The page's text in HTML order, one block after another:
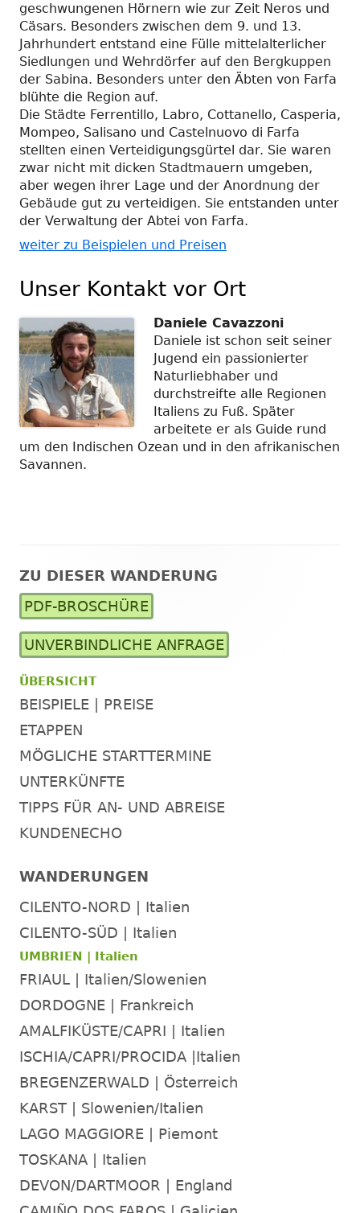
geschwungenen Hörnern wie zur Zeit Neros und
Cäsars. Besonders zwischen dem 9. und 13.
Jahrhundert entstand eine Fülle mittelalterlicher
Siedlungen und Wehrdörfer auf den Bergkuppen
der Sabina. Besonders unter den Äbten von Farfa
blühte die Region auf.
Die Städte Ferrentillo, Labro, Cottanello, Casperia,
Mompeo, Salisano und Castelnuovo di Farfa
stellten einen Verteidigungsgürtel dar. Sie waren
zwar nicht mit dicken Stadtmauern umgeben,
aber wegen ihrer Lage und der Anordnung der
Gebäude gut zu verteidigen. Sie entstanden unter
der Verwaltung der Abtei von Farfa.
weiter zu Beispielen und Preisen
Unser Kontakt vor Ort
Daniele Cavazzoni
Daniele ist schon seit seiner
Jugend ein passionierter
Naturliebhaber und
durchstreifte alle Regionen
Italiens zu Fuß. Später
arbeitete er als Guide rund
um den Indischen Ozean und in den afrikanischen
Savannen.
Haupt-
Seitenleiste
ZU DIESER WANDERUNG
PDF-BROSCHÜRE
UNVERBINDLICHE ANFRAGE
ÜBERSICHT
BEISPIELE | PREISE
ETAPPEN
MÖGLICHE STARTTERMINE
UNTERKÜNFTE
TIPPS FÜR AN- UND ABREISE
KUNDENECHO
WANDERUNGEN
CILENTO-NORD | Italien
CILENTO-SÜD | Italien
UMBRIEN | Italien
FRIAUL | Italien/Slowenien
DORDOGNE | Frankreich
AMALFIKÜSTE/CAPRI | Italien
ISCHIA/CAPRI/PROCIDA |Italien
BREGENZERWALD | Österreich
KARST | Slowenien/Italien
LAGO MAGGIORE | Piemont
TOSKANA | Italien
DEVON/DARTMOOR | England